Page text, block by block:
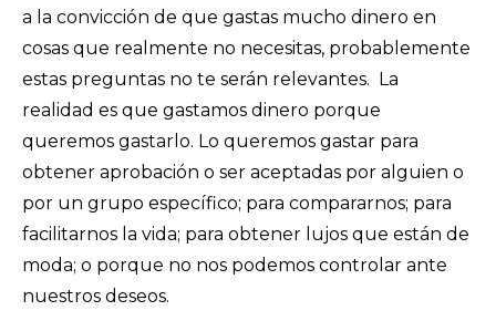
a la convicción de que gastas mucho dinero en
cosas que realmente no necesitas, probablemente
estas preguntas no te serán relevantes. La
realidad es que gastamos dinero porque
queremos gastarlo. Lo queremos gastar para
obtener aprobación o ser aceptadas por alguien o
por un grupo específico; para compararnos; para
facilitarnos la vida; para obtener lujos que están de
moda; o porque no nos podemos controlar ante
nuestros deseos.